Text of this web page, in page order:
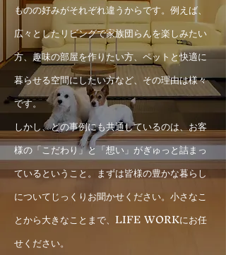
ものの好みがそれぞれ違うからです。例えば、
広々としたリビングで家族団らんを楽しみたい
方、趣味の部屋を作りたい方、ペットと快適に
暮らせる空間にしたい方など、その理由は様々
です。
しかし、どの事例にも共通しているのは、お客
様の「こだわり」と「想い」がぎゅっと詰まっ
ているということ。まずは皆様の豊かな暮らし
についてじっくりお聞かせください。小さなこ
とから大きなことまで、LIFE WORKにお任
せください。